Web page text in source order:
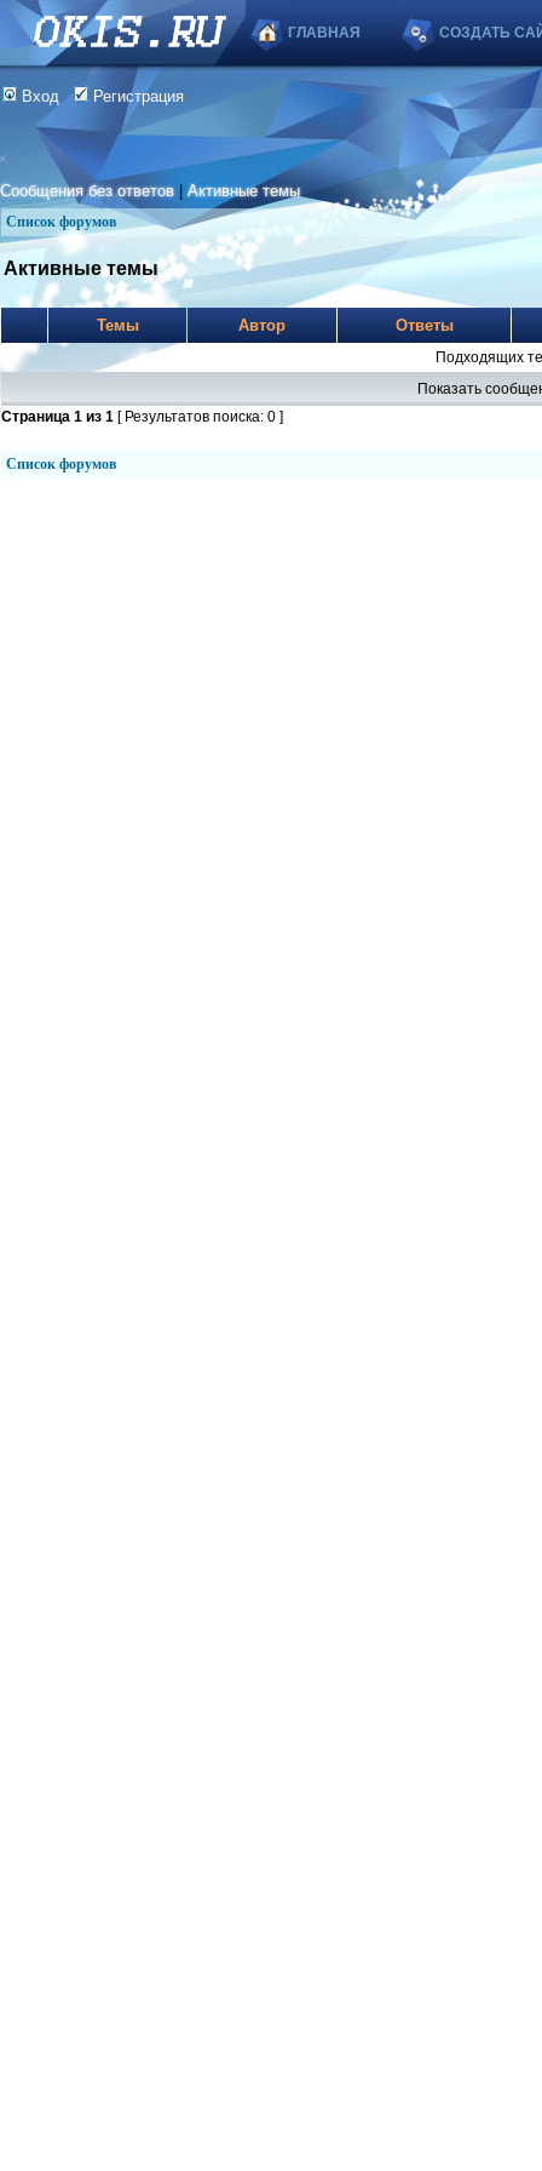
ГЛАВНАЯ СОЗДАТЬ
Вход Регистрация
Сообщения без ответов |Активные темы
Список форумов
Активные темы
Темы Автор Ответы
Подходящих
Показать
Страница 1 из 1 [ Результатов поиска: 0 ]
Список форумов